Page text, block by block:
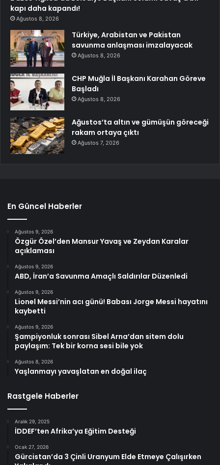
kapı daha kapandı!
Ağustos 8, 2026
Türkiye, Arabistan ve Pakistan
savunma anlaşması imzalayacak
Ağustos 8, 2026
CHP Muğla İl Başkanı Karahan Göreve
Başladı
Ağustos 8, 2026
Ağustos’ta altın ve gümüşün göreceği
rakam ortaya çıktı
Ağustos 7, 2026
En Güncel Haberler
Ağustos 9, 2026
Özgür Özel’den Mansur Yavaş ve Zeydan Karalar
açıklaması
Ağustos 9, 2026
ABD, İran’a Savunma Amaçlı Saldırılar Düzenledi
Ağustos 9, 2026
Lionel Messi’nin acı günü! Babası Jorge Messi hayatını
kaybetti
Ağustos 9, 2026
Şampiyonluk sonrası Sibel Arna’dan sitem dolu
paylaşım: Tek bir korna sesi bile yok
Ağustos 8, 2026
Yaşlanmayı yavaşlatan en doğal ilaç
Rastgele Haberler
Aralık 29, 2025
İDDEF’ten Afrika’ya Eğitim Desteği
Ocak 27, 2026
Gürcistan’da 3 Çinli Uranyum Elde Etmeye Çalışırken